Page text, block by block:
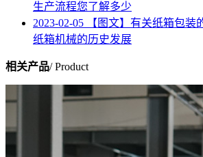
生产流程您了解多少
2023-02-05 【图文】有关纸箱包装
纸箱机械的历史发展
相关产品/ Product